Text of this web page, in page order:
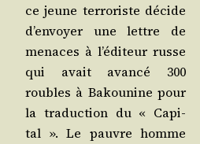
ce jeune ter­ro­riste décide
d’en­voyer une lettre de
menaces à l’é­di­teur russe
qui avait avan­cé 300
roubles à Bakou­nine pour
la tra­duc­tion du « Capi­
tal ». Le pauvre homme